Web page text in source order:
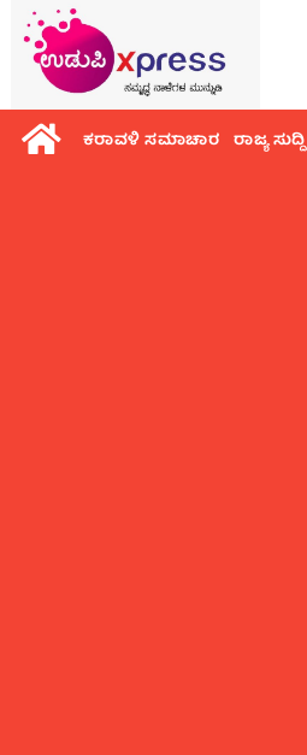
ಕರಾವಳಿ ಸಮಾಚಾರ ರಾಜ್ಯ ಸುದ್ದಿ